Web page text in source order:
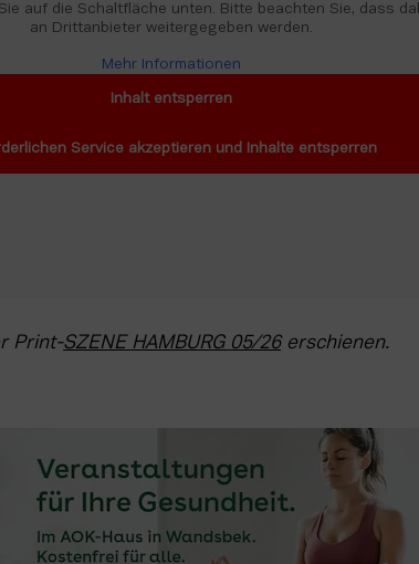
auf die Schaltfläche unten. Bitte beachten Sie, dass
an Drittanbieter weitergegeben werden.
Mehr Informationen
Inhalt entsperren
Service akzeptieren und Inhalte entsperren
Print-SZENE HAMBURG 05/26 erschienen.